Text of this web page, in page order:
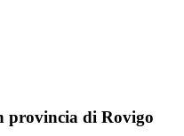
di Rovigo